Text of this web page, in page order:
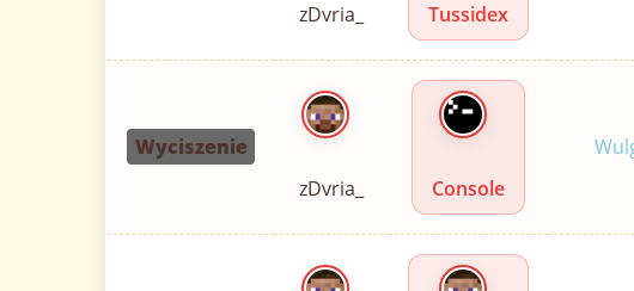
zDvria_
Tussidex
Wyciszenie
zDvria_
Console